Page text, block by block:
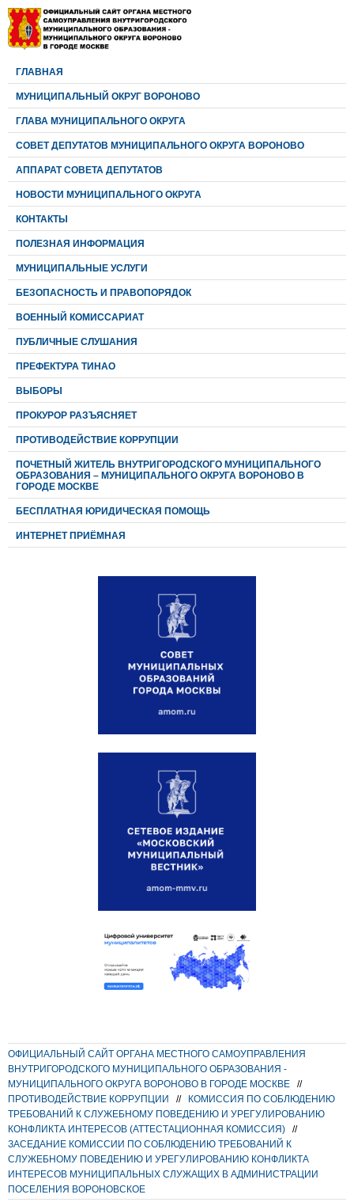
ГЛАВНАЯ
МУНИЦИПАЛЬНЫЙ ОКРУГ ВОРОНОВО
ГЛАВА МУНИЦИПАЛЬНОГО ОКРУГА
CОВЕТ ДЕПУТАТОВ МУНИЦИПАЛЬНОГО ОКРУГА ВОРОНОВО
АППАРАТ СОВЕТА ДЕПУТАТОВ
НОВОСТИ МУНИЦИПАЛЬНОГО ОКРУГА
КОНТАКТЫ
ПОЛЕЗНАЯ ИНФОРМАЦИЯ
МУНИЦИПАЛЬНЫЕ УСЛУГИ
БЕЗОПАСНОСТЬ И ПРАВОПОРЯДОК
ВОЕННЫЙ КОМИССАРИАТ
ПУБЛИЧНЫЕ СЛУШАНИЯ
ПРЕФЕКТУРА ТИНАО
ВЫБОРЫ
ПРОКУРОР РАЗЪЯСНЯЕТ
ПРОТИВОДЕЙСТВИЕ КОРРУПЦИИ
ПОЧЕТНЫЙ ЖИТЕЛЬ ВНУТРИГОРОДСКОГО МУНИЦИПАЛЬНОГО
ОБРАЗОВАНИЯ – МУНИЦИПАЛЬНОГО ОКРУГА ВОРОНОВО В
ГОРОДЕ МОСКВЕ
БЕСПЛАТНАЯ ЮРИДИЧЕСКАЯ ПОМОЩЬ
ИНТЕРНЕТ ПРИЁМНАЯ
ОФИЦИАЛЬНЫЙ САЙТ ОРГАНА МЕСТНОГО САМОУПРАВЛЕНИЯ
ВНУТРИГОРОДСКОГО МУНИЦИПАЛЬНОГО ОБРАЗОВАНИЯ -
МУНИЦИПАЛЬНОГО ОКРУГА ВОРОНОВО В ГОРОДЕ МОСКВЕ
//
ПРОТИВОДЕЙСТВИЕ КОРРУПЦИИ
//
КОМИССИЯ ПО СОБЛЮДЕНИЮ
ТРЕБОВАНИЙ К СЛУЖЕБНОМУ ПОВЕДЕНИЮ И УРЕГУЛИРОВАНИЮ
КОНФЛИКТА ИНТЕРЕСОВ (АТТЕСТАЦИОННАЯ КОМИССИЯ)
//
ЗАСЕДАНИЕ КОМИССИИ ПО СОБЛЮДЕНИЮ ТРЕБОВАНИЙ К
СЛУЖЕБНОМУ ПОВЕДЕНИЮ И УРЕГУЛИРОВАНИЮ КОНФЛИКТА
ИНТЕРЕСОВ МУНИЦИПАЛЬНЫХ СЛУЖАЩИХ В АДМИНИСТРАЦИИ
ПОСЕЛЕНИЯ ВОРОНОВСКОЕ